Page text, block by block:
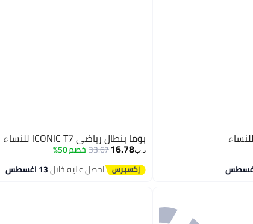
بوما بنطال رياضي ICONIC T7 للنساء
د.ب‏16.78
33.67خصم 50%
احصل عليه خلال13 اغسطس